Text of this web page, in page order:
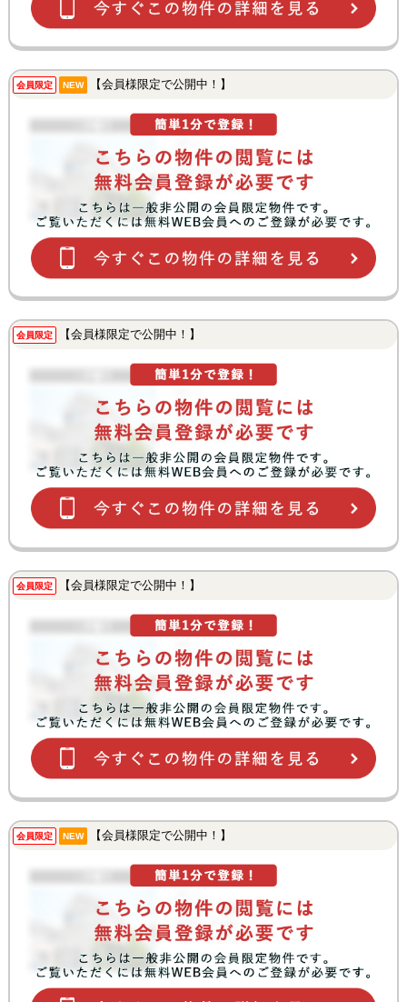
会員限定 NEW 【会員様限定で公開中！】
会員限定 【会員様限定で公開中！】
会員限定 【会員様限定で公開中！】
会員限定 NEW 【会員様限定で公開中！】